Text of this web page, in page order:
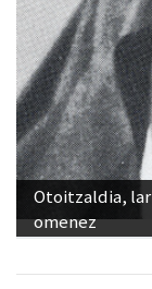
Otoitzaldia,
omenez